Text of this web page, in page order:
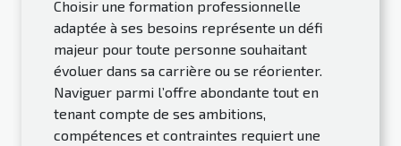
Choisir une formation professionnelle
adaptée à ses besoins représente un défi
majeur pour toute personne souhaitant
évoluer dans sa carrière ou se réorienter.
Naviguer parmi l’offre abondante tout en
tenant compte de ses ambitions,
compétences et contraintes requiert une